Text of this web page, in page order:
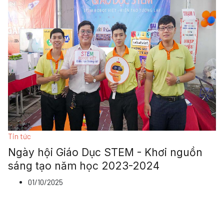
Tin tức
Ngày hội Giáo Dục STEM - Khơi nguồn
sáng tạo năm học 2023-2024
01/10/2025